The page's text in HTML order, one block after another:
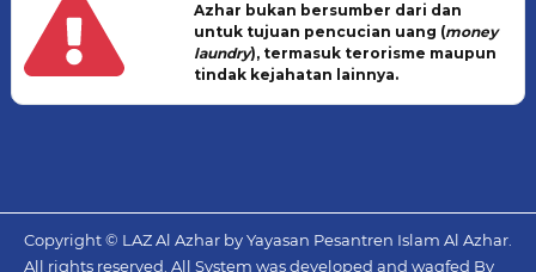
Azhar bukan bersumber dari dan
untuk tujuan pencucian uang (money
laundry), termasuk terorisme maupun
tindak kejahatan lainnya.
Copyright © LAZ Al Azhar by Yayasan Pesantren Islam Al Azhar.
All rights reserved. All System was developed and waqfed By